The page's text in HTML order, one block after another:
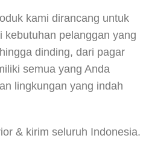
dengan estetika
kami dirancang untuk
kebutuhan pelanggan yang
dinding, dari pagar
semua yang Anda
lingkungan yang indah
& kirim seluruh Indonesia.